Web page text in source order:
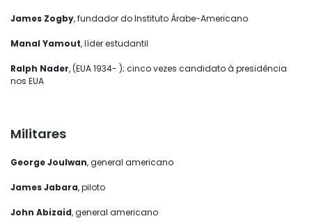
James Zogby, fundador do Instituto Árabe-Americano
Manal Yamout, líder estudantil
Ralph Nader, (EUA 1934- ); cinco vezes candidato à presidência
nos EUA
Militares
George Joulwan, general americano
James Jabara, piloto
John Abizaid, general americano